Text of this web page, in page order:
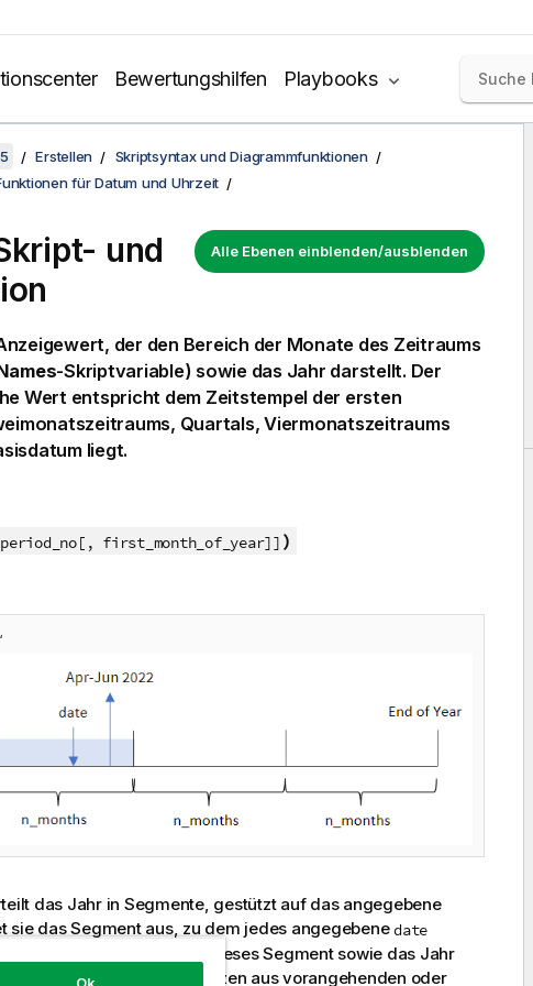
Bewertungshilfen Playbooks
Erstellen
Skriptsyntax und Diagrammfunktionen
für Datum und Uhrzeit
Alle Ebenen einblenden/ausblenden
und
der den Bereich der Monate des Zeitraums
-Skriptvariable) sowie das Jahr darstellt. Der
Wert entspricht dem Zeitstempel der ersten
Quartals, Viermonatszeitraums
liegt.
first_month_of_year]] )
das Jahr in Segmente, gestützt auf das angegebene
sie das Segment aus, zu dem jedes angegebenedate
Start- und Endmonats für dieses Segment sowie das Jahr
die Möglichkeit, diese Grenzen aus vorangehenden oder